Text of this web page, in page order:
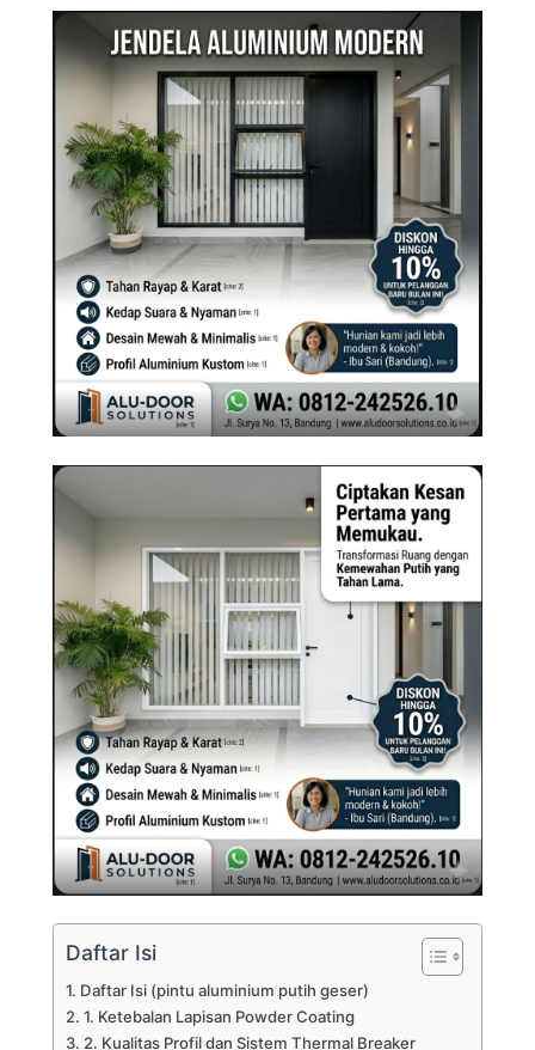
Daftar Isi
Daftar Isi (pintu aluminium putih geser)
1. Ketebalan Lapisan Powder Coating
2. Kualitas Profil dan Sistem Thermal Breaker